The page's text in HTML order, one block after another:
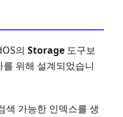
의 Storage 도구보
위해 설계되었습니
색 가능한 인덱스를 생